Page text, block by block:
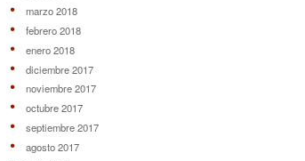
marzo 2018
febrero 2018
enero 2018
diciembre 2017
noviembre 2017
octubre 2017
septiembre 2017
agosto 2017